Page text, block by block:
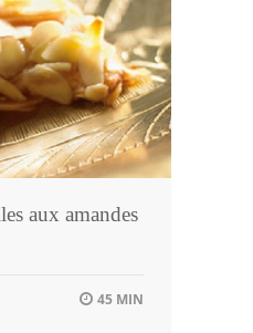
aux amandes
45 MIN